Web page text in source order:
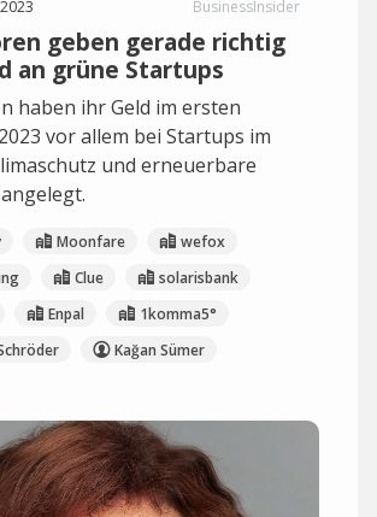
BusinessInsider
geben gerade richtig
an grüne Startups
haben ihr Geld im ersten
vor allem bei Startups im
und erneuerbare
Moonfare
wefox
Clue
solarisbank
Enpal
1komma5°
Kağan Sümer